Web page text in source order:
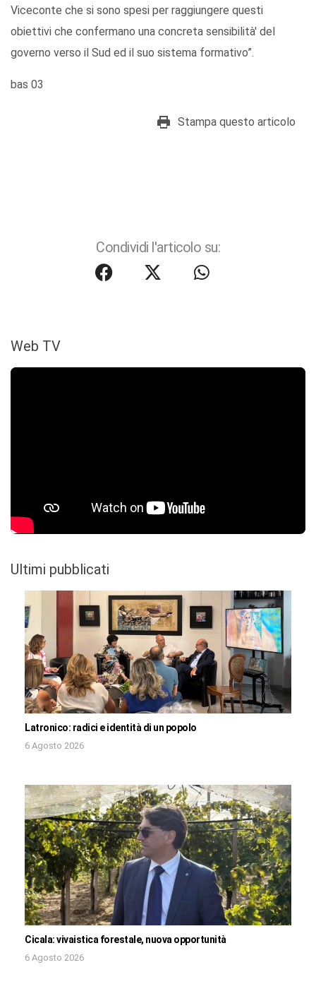
Viceconte che si sono spesi per raggiungere questi
obiettivi che confermano una concreta sensibilità' del
governo verso il Sud ed il suo sistema formativo”.
bas 03
Stampa questo articolo
Condividi l'articolo su:
Web TV
Ultimi pubblicati
Latronico: radici e identità di un popolo
6 Agosto 2026
Cicala: vivaistica forestale, nuova opportunità
6 Agosto 2026